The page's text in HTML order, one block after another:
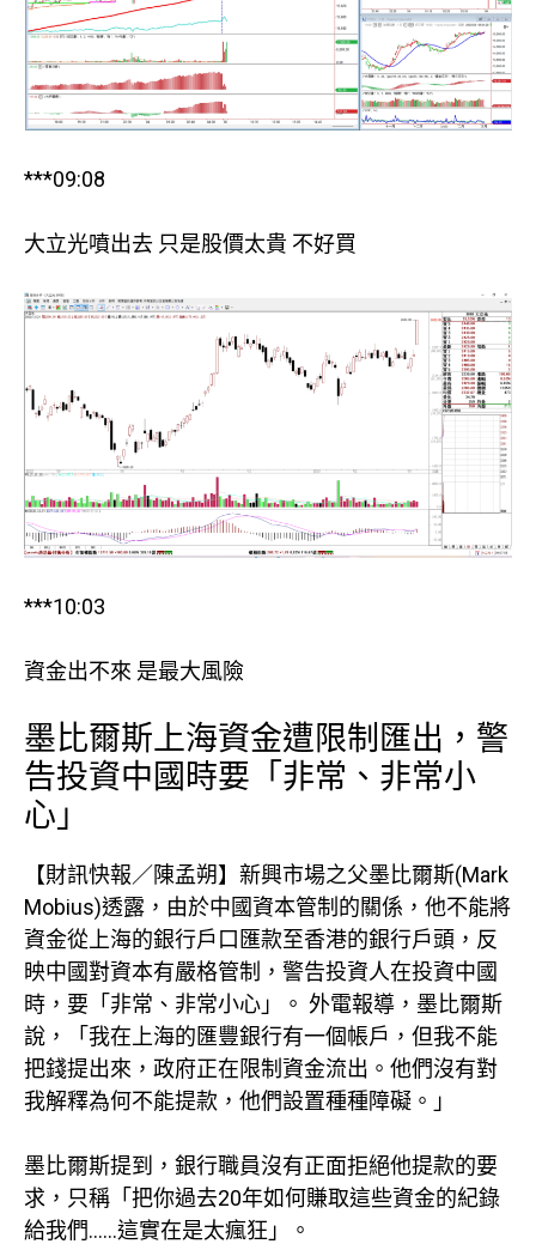
***09:08
大立光噴出去 只是股價太貴 不好買
***10:03
資金出不來 是最大風險
墨比爾斯上海資金遭限制匯出，警
告投資中國時要「非常、非常小
心」
【財訊快報／陳孟朔】新興市場之父墨比爾斯(Mark
Mobius)透露，由於中國資本管制的關係，他不能將
資金從上海的銀行戶口匯款至香港的銀行戶頭，反
映中國對資本有嚴格管制，警告投資人在投資中國
時，要「非常、非常小心」。 外電報導，墨比爾斯
說，「我在上海的匯豐銀行有一個帳戶，但我不能
把錢提出來，政府正在限制資金流出。他們沒有對
我解釋為何不能提款，他們設置種種障礙。」
墨比爾斯提到，銀行職員沒有正面拒絕他提款的要
求，只稱「把你過去20年如何賺取這些資金的紀錄
給我們……這實在是太瘋狂」。